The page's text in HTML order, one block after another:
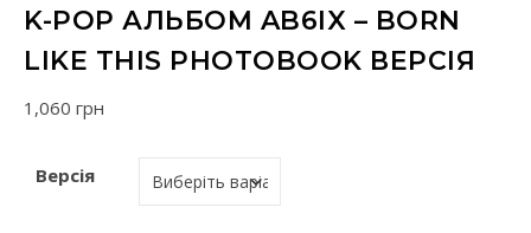
K-POP АЛЬБОМ AB6IX – BORN
LIKE THIS PHOTOBOOK ВЕРСІЯ
1,060 грн
Версія